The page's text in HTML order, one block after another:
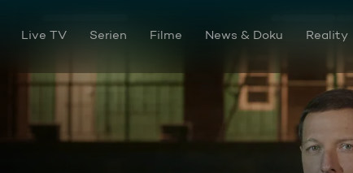
Live TV Serien Filme News & Doku Reality